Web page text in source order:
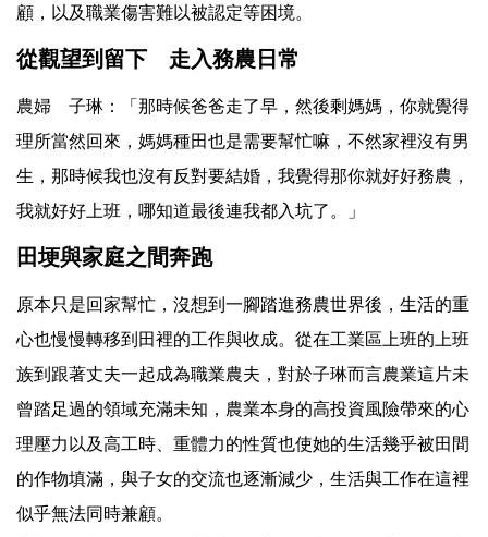
顧，以及職業傷害難以被認定等困境。
從觀望到留下 走入務農日常
農婦 子琳：「那時候爸爸走了早，然後剩媽媽，你就覺得
理所當然回來，媽媽種田也是需要幫忙嘛，不然家裡沒有男
生，那時候我也沒有反對要結婚，我覺得那你就好好務農，
我就好好上班，哪知道最後連我都入坑了。」
田埂與家庭之間奔跑
原本只是回家幫忙，沒想到一腳踏進務農世界後，生活的重
心也慢慢轉移到田裡的工作與收成。從在工業區上班的上班
族到跟著丈夫一起成為職業農夫，對於子琳而言農業這片未
曾踏足過的領域充滿未知，農業本身的高投資風險帶來的心
理壓力以及高工時、重體力的性質也使她的生活幾乎被田間
的作物填滿，與子女的交流也逐漸減少，生活與工作在這裡
似乎無法同時兼顧。